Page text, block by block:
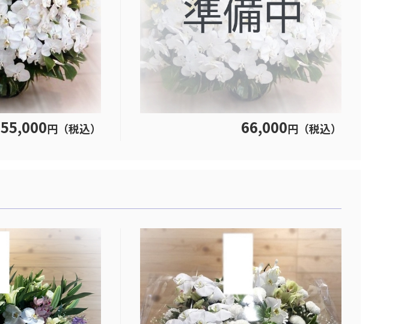
55,000円（税込） 66,000円（税込）